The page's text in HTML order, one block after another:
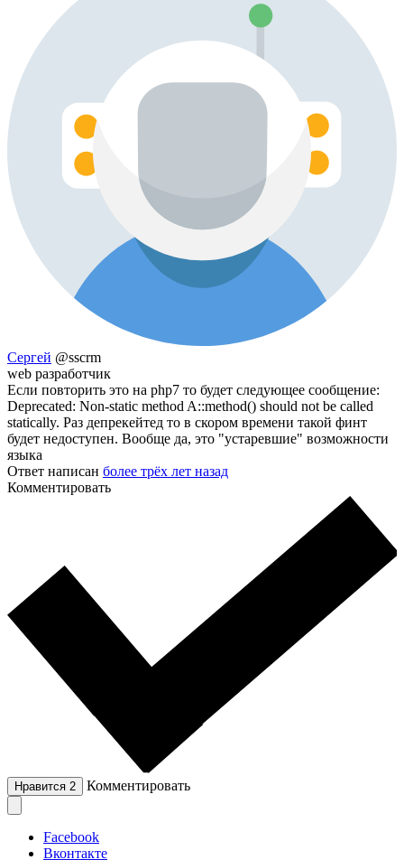
Сергей @sscrm
web разработчик
Если повторить это на php7 то будет следующее сообщение:
Deprecated: Non-static method A::method() should not be called
statically. Раз депрекейтед то в скором времени такой финт
будет недоступен. Вообще да, это "устаревшие" возможности
языка
Ответ написан более трёх лет назад
Комментировать
Нравится 2 Комментировать
Facebook
Вконтакте